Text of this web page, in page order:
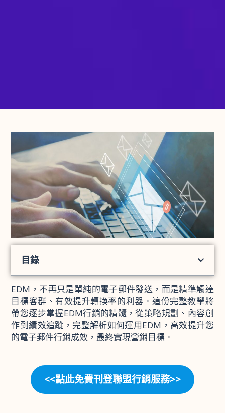
目錄
EDM，不再只是單純的電子郵件發送，而是精準觸達
目標客群、有效提升轉換率的利器。這份完整教學將
帶您逐步掌握EDM行銷的精髓，從策略規劃、內容創
作到績效追蹤，完整解析如何運用EDM，高效提升您
的電子郵件行銷成效，最終實現營銷目標。
<<點此免費刊登聯盟行銷服務>>